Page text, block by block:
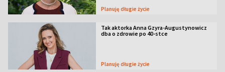
Planuję długie życie
Tak aktorka Anna Gzyra-Augustynowicz
dba o zdrowie po 40-stce
Planuję długie życie